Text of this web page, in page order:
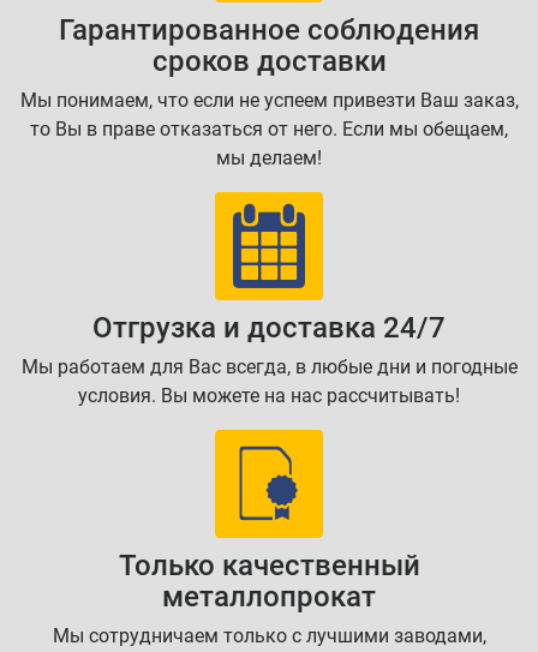
Гарантированное соблюдения
сроков доставки
Мы понимаем, что если не успеем привезти Ваш заказ,
то Вы в праве отказаться от него. Если мы обещаем,
мы делаем!
Отгрузка и доставка 24/7
Мы работаем для Вас всегда, в любые дни и погодные
условия. Вы можете на нас рассчитывать!
Только качественный
металлопрокат
Мы сотрудничаем только с лучшими заводами,